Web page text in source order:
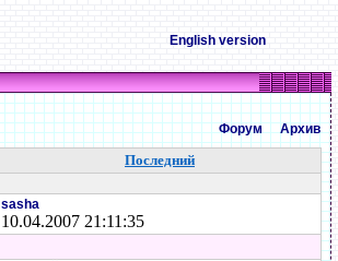
English version
Форум Архив
Последний
sasha
10.04.2007 21:11:35